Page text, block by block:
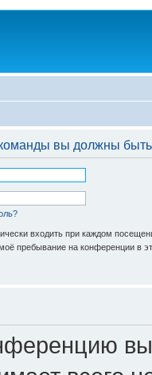
вы должны
входить при каждом
пребывание на конференции в